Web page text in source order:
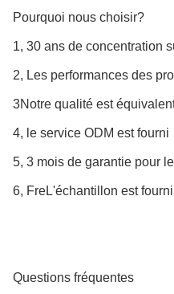
Pourquoi nous choisir?
1, 30 ans de concentration
2, Les performances des
3Notre qualité est
4, le service ODM est fourni
5, 3 mois de garantie pour
6, FreL'échantillon est fourni
Questions fréquentes